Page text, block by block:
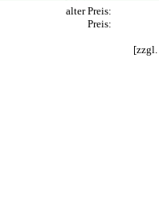
alter Preis:
Preis:
[zzgl.